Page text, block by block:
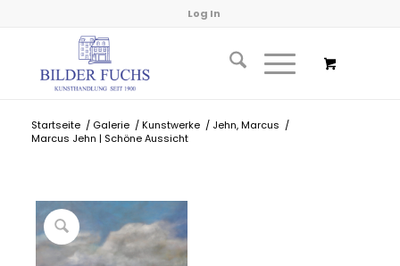
Log In
Startseite / Galerie / Kunstwerke / Jehn, Marcus /
Marcus Jehn | Schöne Aussicht